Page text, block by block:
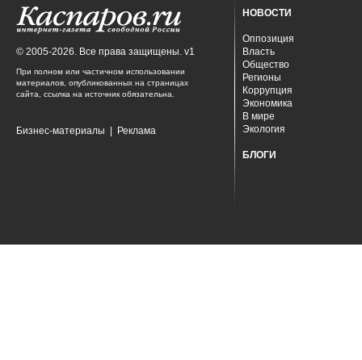
© 2005-2026. Все права защищены. v1
При полном или частичном использовании
материалов, опубликованных на страницах
сайта, ссылка на источник обязательна.
Бизнес-материалы Реклама
НОВОСТИ
Оппозиция
Власть
Общество
Регионы
Коррупция
Экономика
В мире
Экология
БЛОГИ